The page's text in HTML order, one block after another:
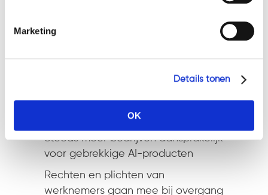
Marketing
Details tonen
OK
Wil je meer weten over Marlinde?
Recente berichten
Steeds meer bedrijven aansprakelijk
voor gebrekkige AI-producten
Rechten en plichten van
werknemers gaan mee bij overgang